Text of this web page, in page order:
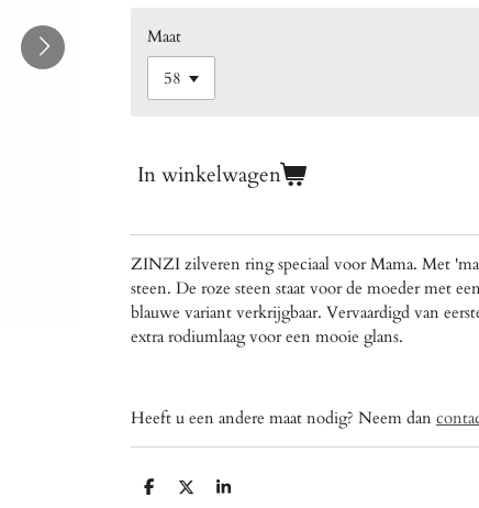
Maat
In winkelwagen
ZINZI zilveren ring speciaal voor Mama. Met
steen. De roze steen staat voor de moeder met
blauwe variant verkrijgbaar. Vervaardigd van
extra rodiumlaag voor een mooie glans.
Heeft u een andere maat nodig? Neem dan
D
D
S